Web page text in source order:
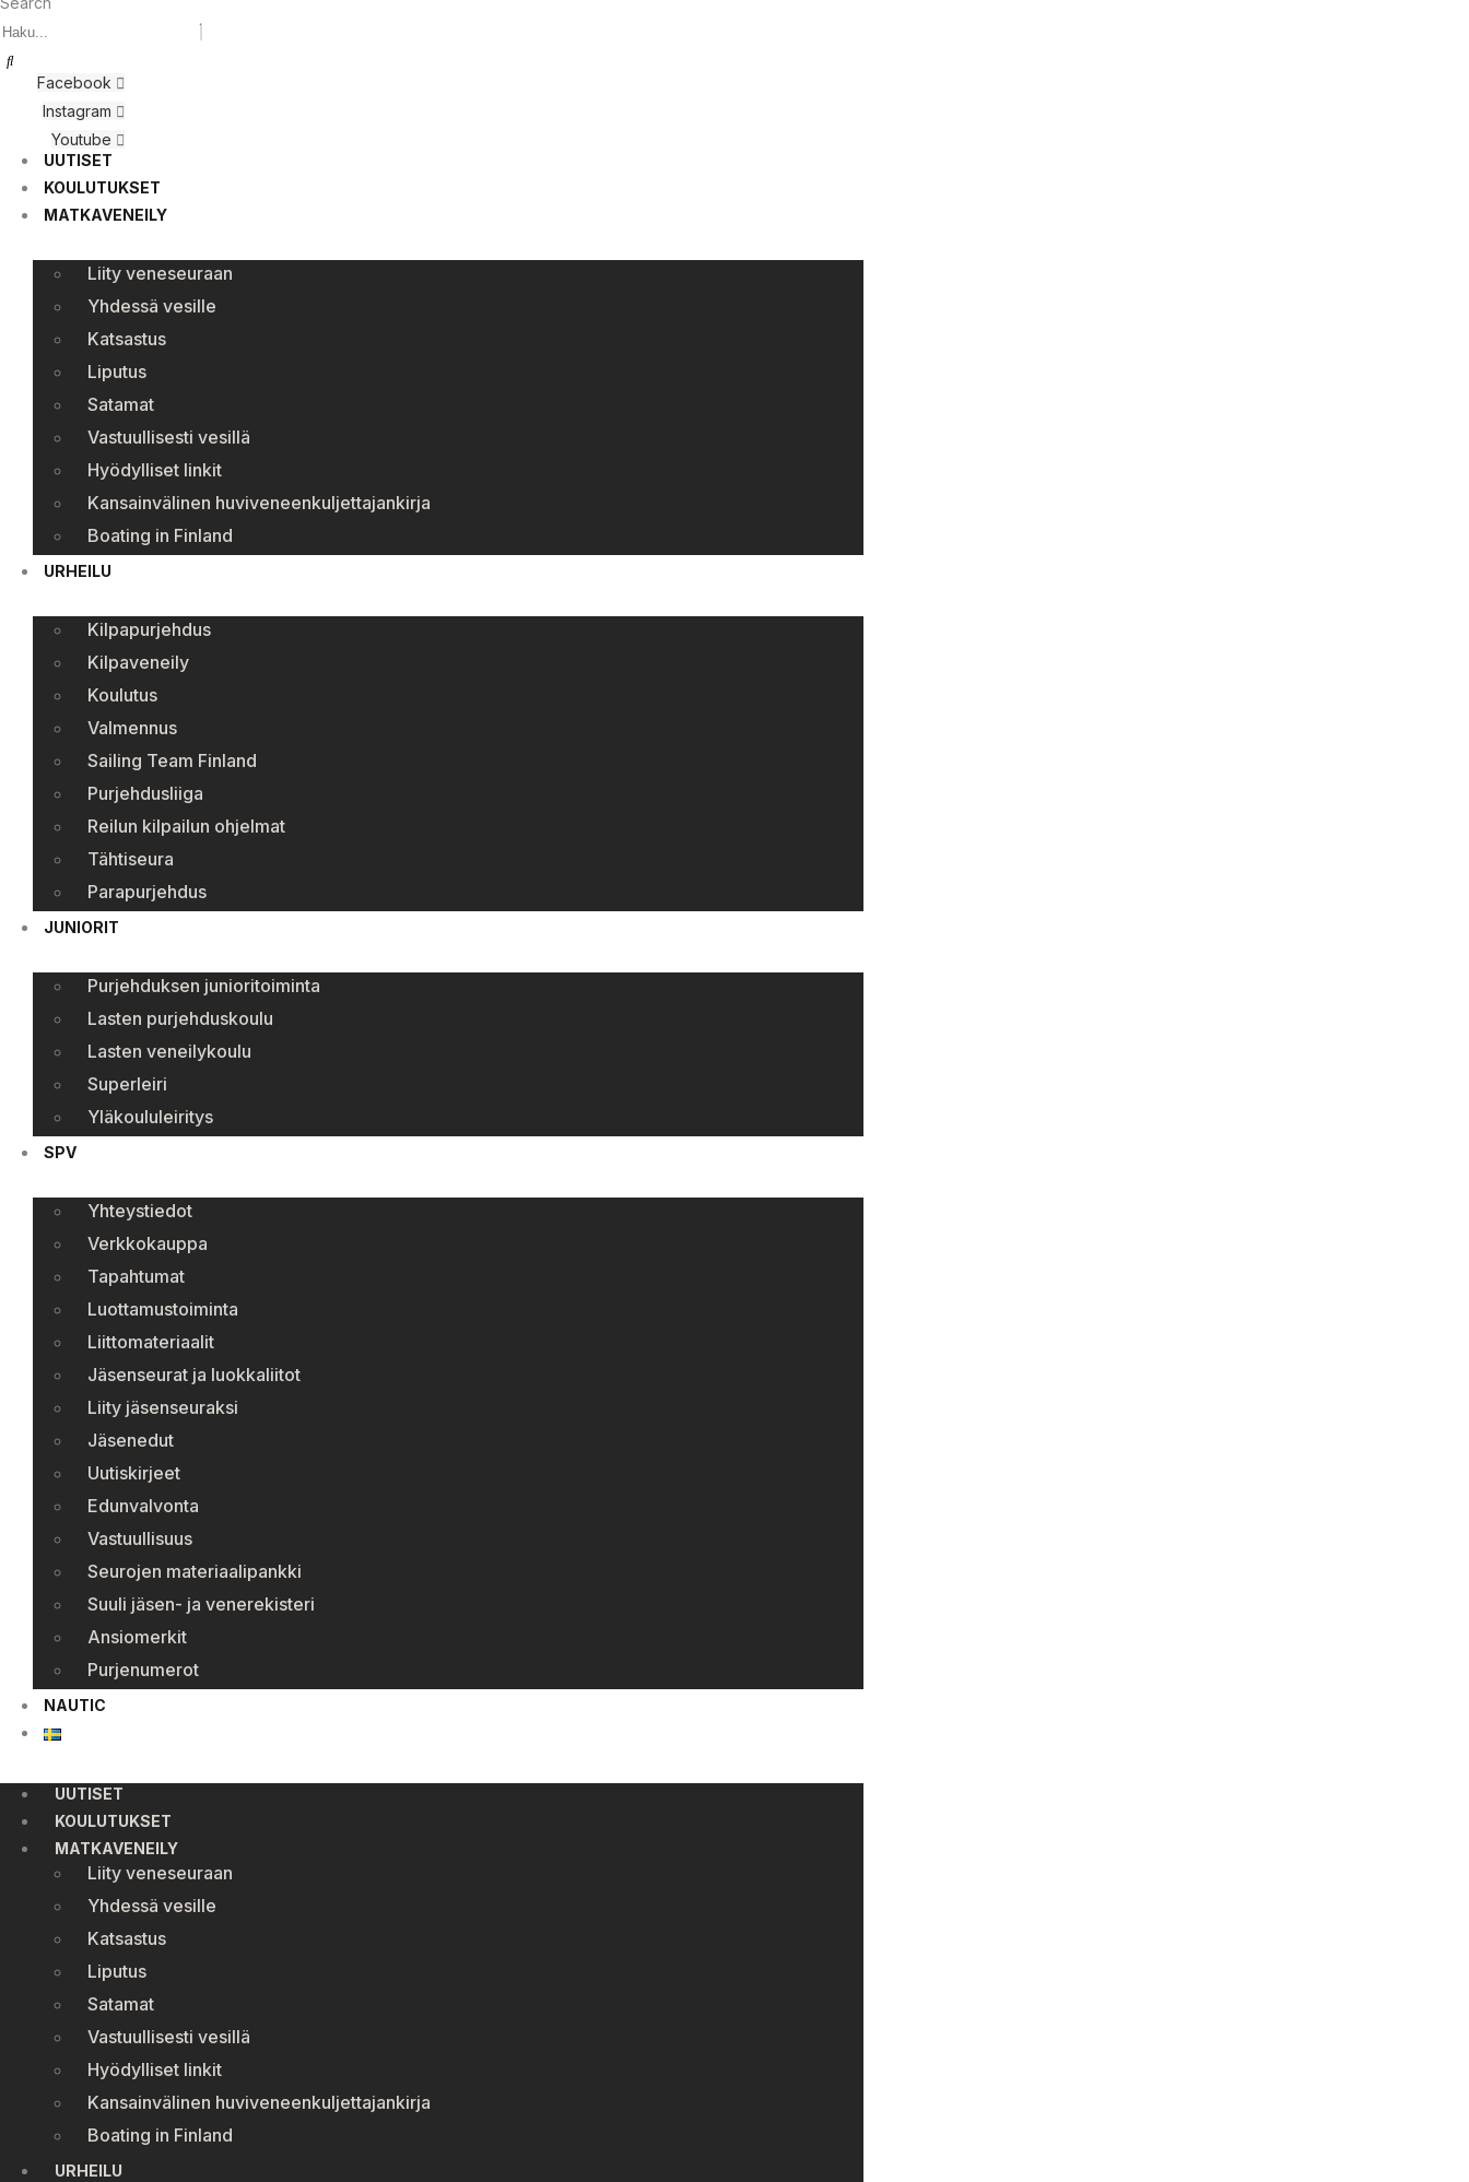
Facebook
Instagram
Youtube
UUTISET
KOULUTUKSET
MATKAVENEILY
Liity veneseuraan
Yhdessä vesille
Katsastus
Liputus
Satamat
Vastuullisesti vesillä
Hyödylliset linkit
Kansainvälinen huviveneenkuljettajankirja
Boating in Finland
URHEILU
Kilpapurjehdus
Kilpaveneily
Koulutus
Valmennus
Sailing Team Finland
Purjehdusliiga
Reilun kilpailun ohjelmat
Tähtiseura
Parapurjehdus
JUNIORIT
Purjehduksen junioritoiminta
Lasten purjehduskoulu
Lasten veneilykoulu
Superleiri
Yläkoululeiritys
SPV
Yhteystiedot
Verkkokauppa
Tapahtumat
Luottamustoiminta
Liittomateriaalit
Jäsenseurat ja luokkaliitot
Liity jäsenseuraksi
Jäsenedut
Uutiskirjeet
Edunvalvonta
Vastuullisuus
Seurojen materiaalipankki
Suuli jäsen- ja venerekisteri
Ansiomerkit
Purjenumerot
NAUTIC
UUTISET
KOULUTUKSET
MATKAVENEILY
Liity veneseuraan
Yhdessä vesille
Katsastus
Liputus
Satamat
Vastuullisesti vesillä
Hyödylliset linkit
Kansainvälinen huviveneenkuljettajankirja
Boating in Finland
URHEILU